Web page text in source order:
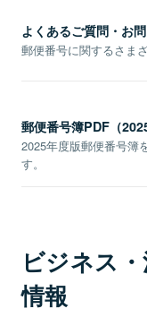
よくあるご質問・お
郵便番号に関するさま
郵便番号簿PDF（
2025年度版郵便番号簿
す。
ビジネス
情報